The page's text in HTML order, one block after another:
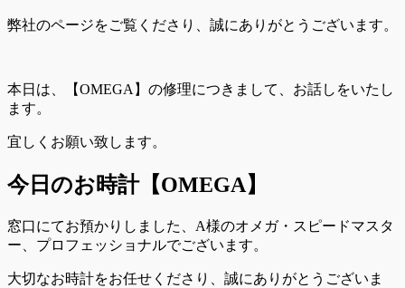
弊社のページをご覧くださり、誠にありがとうございます。
本日は、【OMEGA】の修理につきまして、お話しをいたし
ます。
宜しくお願い致します。
今日のお時計【OMEGA】
窓口にてお預かりしました、A様のオメガ・スピードマスタ
ー、プロフェッショナルでございます。
大切なお時計をお任せくださり、誠にありがとうございま